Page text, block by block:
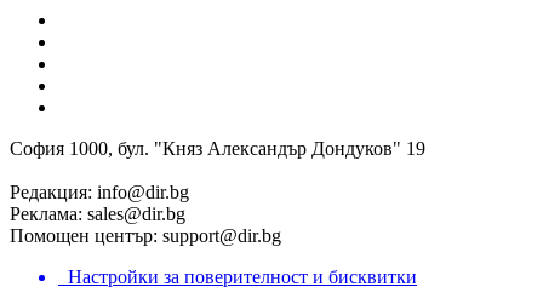
София 1000, бул. "Княз Александър Дондуков" 19
Редакция: info@dir.bg
Реклама: sales@dir.bg
Помощен център: support@dir.bg
Настройки за поверителност и бисквитки